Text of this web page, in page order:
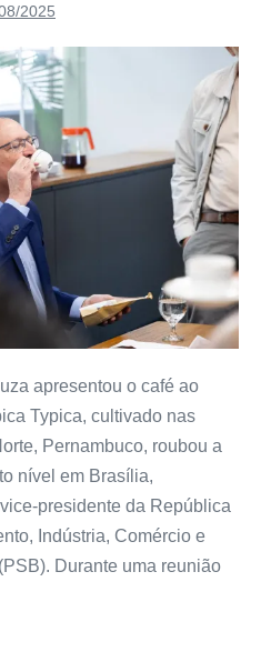
2025
apresentou o café ao
Typica, cultivado nas
Pernambuco, roubou a
nível em Brasília,
presidente da República
Indústria, Comércio e
Durante uma reunião